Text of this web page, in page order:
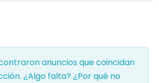
anuncios que coincidan
¿Algo falta? ¿Por qué no